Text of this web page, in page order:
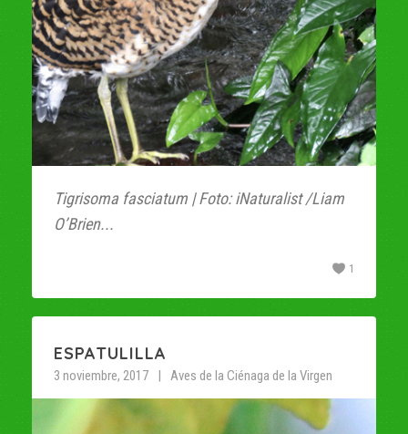
Tigrisoma fasciatum | Foto: iNaturalist /Liam
O’Brien...
1
ESPATULILLA
3 noviembre, 2017 Aves de la Ciénaga de la Virgen